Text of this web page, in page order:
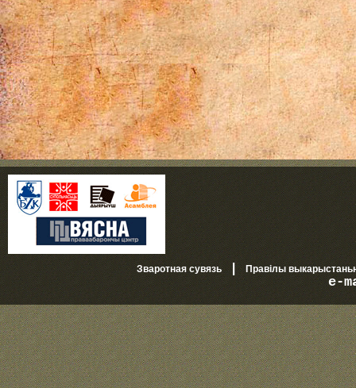
Зваротная сувязь|Правілы
e-